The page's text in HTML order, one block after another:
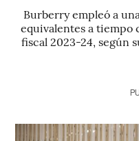
Burberry empleó a
equivalentes a
fiscal 2023-24, según